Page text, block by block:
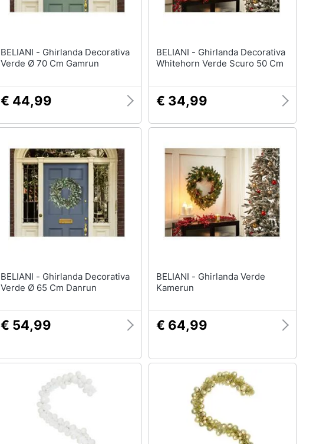
BELIANI - Ghirlanda Decorativa
Verde Ø 70 Cm Gamrun
€ 44,99
BELIANI - Ghirlanda Decorativa
Whitehorn Verde Scuro 50 Cm
€ 34,99
BELIANI - Ghirlanda Decorativa
Verde Ø 65 Cm Danrun
€ 54,99
BELIANI - Ghirlanda Verde
Kamerun
€ 64,99